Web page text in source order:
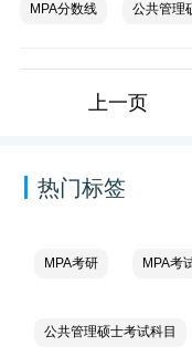
MPA分数线 公共管理
上一页
热门标签
MPA考研 MPA考
公共管理硕士考试科目